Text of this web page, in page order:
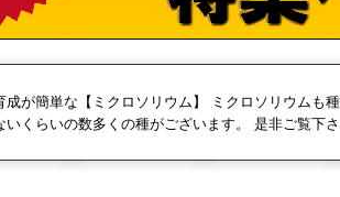
成が簡単な【ミクロソリウム】 ミクロソリウムも
いくらいの数多くの種がございます。 是非ご覧下さ